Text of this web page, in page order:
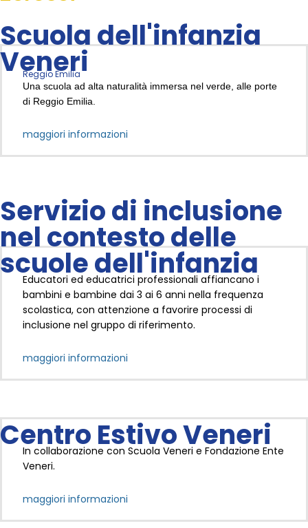
Scuola dell'infanzia
Veneri
Reggio Emilia
Una scuola ad alta naturalità immersa nel verde, alle porte
di Reggio Emilia.
maggiori informazioni
Servizio di inclusione
nel contesto delle
scuole dell'infanzia
Educatori ed educatrici professionali affiancano i
bambini e bambine dai 3 ai 6 anni nella frequenza
scolastica, con attenzione a favorire processi di
inclusione nel gruppo di riferimento.
maggiori informazioni
Centro Estivo Veneri
In collaborazione con Scuola Veneri e Fondazione Ente
Veneri.
maggiori informazioni